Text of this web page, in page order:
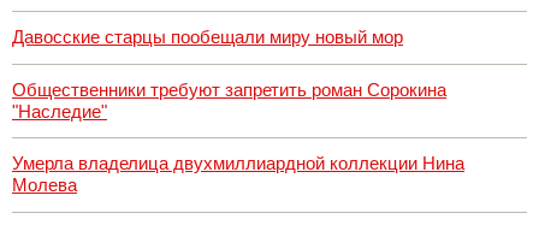
Давосские старцы пообещали миру новый мор
Общественники требуют запретить роман Сорокина
"Наследие"
Умерла владелица двухмиллиардной коллекции Нина
Молева